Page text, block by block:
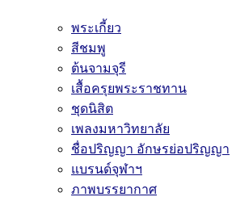
พระเกี้ยว
สีชมพู
ต้นจามจุรี
เสื้อครุยพระราชทาน
ชุดนิสิต
เพลงมหาวิทยาลัย
ชื่อปริญญา อักษรย่อปริญญา
แบรนด์จุฬาฯ
ภาพบรรยากาศ